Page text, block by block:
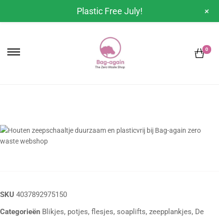
0
SKU 4037892975150
Categorieën Blikjes, potjes, flesjes, soaplifts, zeepplankjes, De
Plastic Free July! +